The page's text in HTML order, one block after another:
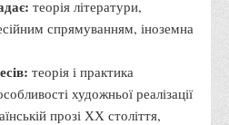
теорія літератури,
спрямуванням, іноземна
теорія і практика
художньої реалізації
прозі ХХ століття,